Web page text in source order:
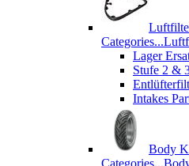
Categories...
Lager
Stufe 2 &
Intakes
Body